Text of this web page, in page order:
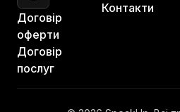
Договір
оферти
Договір
послуг
Контакти